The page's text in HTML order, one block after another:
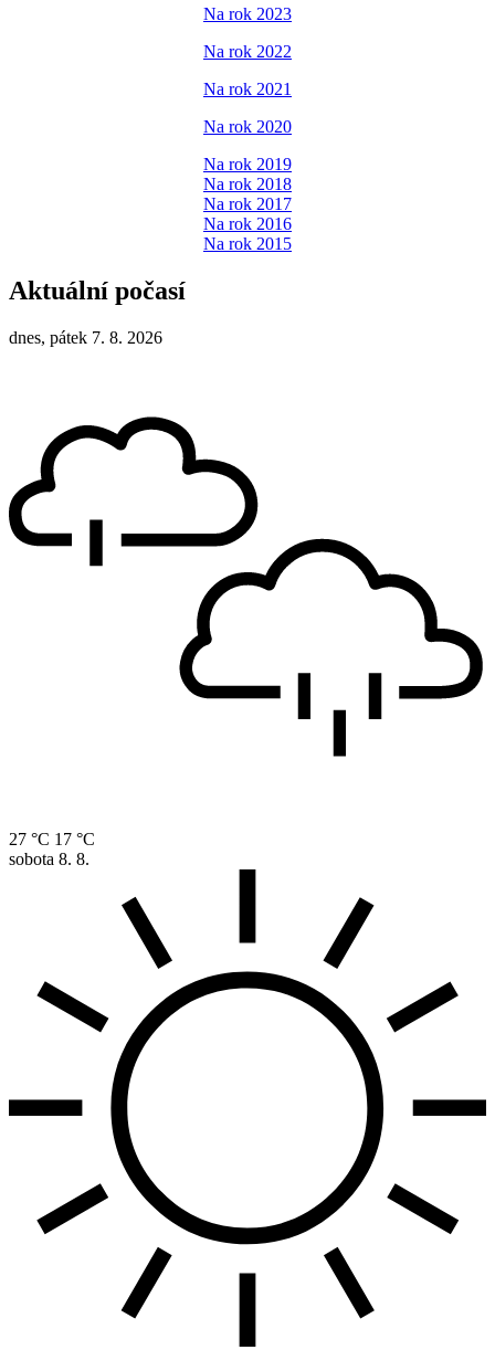
Na rok 2023
Na rok 2022
Na rok 2021
Na rok 2020
Na rok 2019
Na rok 2018
Na rok 2017
Na rok 2016
Na rok 2015
Aktuální počasí
dnes, pátek 7. 8. 2026
27 °C 17 °C
sobota 8. 8.